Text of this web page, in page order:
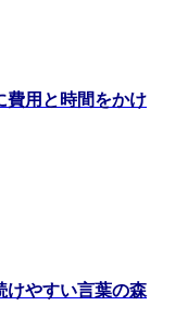
用と時間をかけ
やすい言葉の森